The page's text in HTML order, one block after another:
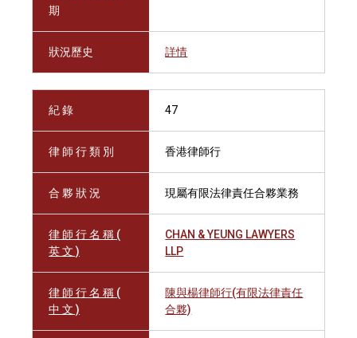
期
狀況歷史 詳情
紀 錄 47
律 師 行 類 別 香港律師行
合 夥 狀 況 現屬有限法律責任合夥業務
律 師 行 名 稱 (
英 文 )
CHAN & YEUNG LAWYERS
LLP
律 師 行 名 稱 (
中 文 )
陳與楊律師行(有限法律責任
合夥)